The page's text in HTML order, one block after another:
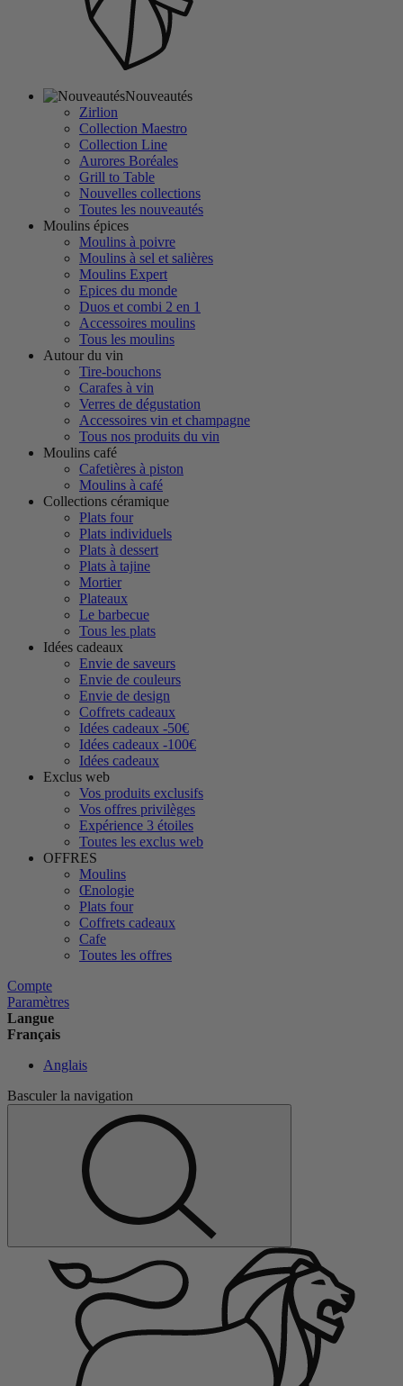
Nouveautés
Zirlion
Collection Maestro
Collection Line
Aurores Boréales
Grill to Table
Nouvelles collections
Toutes les nouveautés
Moulins épices
Moulins à poivre
Moulins à sel et salières
Moulins Expert
Epices du monde
Duos et combi 2 en 1
Accessoires moulins
Tous les moulins
Autour du vin
Tire-bouchons
Carafes à vin
Verres de dégustation
Accessoires vin et champagne
Tous nos produits du vin
Moulins café
Cafetières à piston
Moulins à café
Collections céramique
Plats four
Plats individuels
Plats à dessert
Plats à tajine
Mortier
Plateaux
Le barbecue
Tous les plats
Idées cadeaux
Envie de saveurs
Envie de couleurs
Envie de design
Coffrets cadeaux
Idées cadeaux -50€
Idées cadeaux -100€
Idées cadeaux
Exclus web
Vos produits exclusifs
Vos offres privilèges
Expérience 3 étoiles
Toutes les exclus web
OFFRES
Moulins
Œnologie
Plats four
Coffrets cadeaux
Cafe
Toutes les offres
Compte
Paramètres
Langue
Français
Anglais
Basculer la navigation